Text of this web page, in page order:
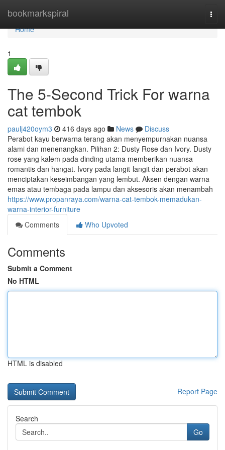
bookmarkspiral
Home
Home
1
The 5-Second Trick For warna
cat tembok
paulj420oym3 416 days ago News
Discuss
Perabot kayu berwarna terang akan menyempurnakan nuansa
alami dan menenangkan. Pilihan 2: Dusty Rose dan Ivory. Dusty
rose yang kalem pada dinding utama memberikan nuansa
romantis dan hangat. Ivory pada langit-langit dan perabot akan
menciptakan keseimbangan yang lembut. Aksen dengan warna
emas atau tembaga pada lampu dan aksesoris akan menambah
https://www.propanraya.com/warna-cat-tembok-memadukan-
warna-interior-furniture
Comments
Who Upvoted
Comments
Submit a Comment
No HTML
HTML is disabled
Report Page
Search
Go